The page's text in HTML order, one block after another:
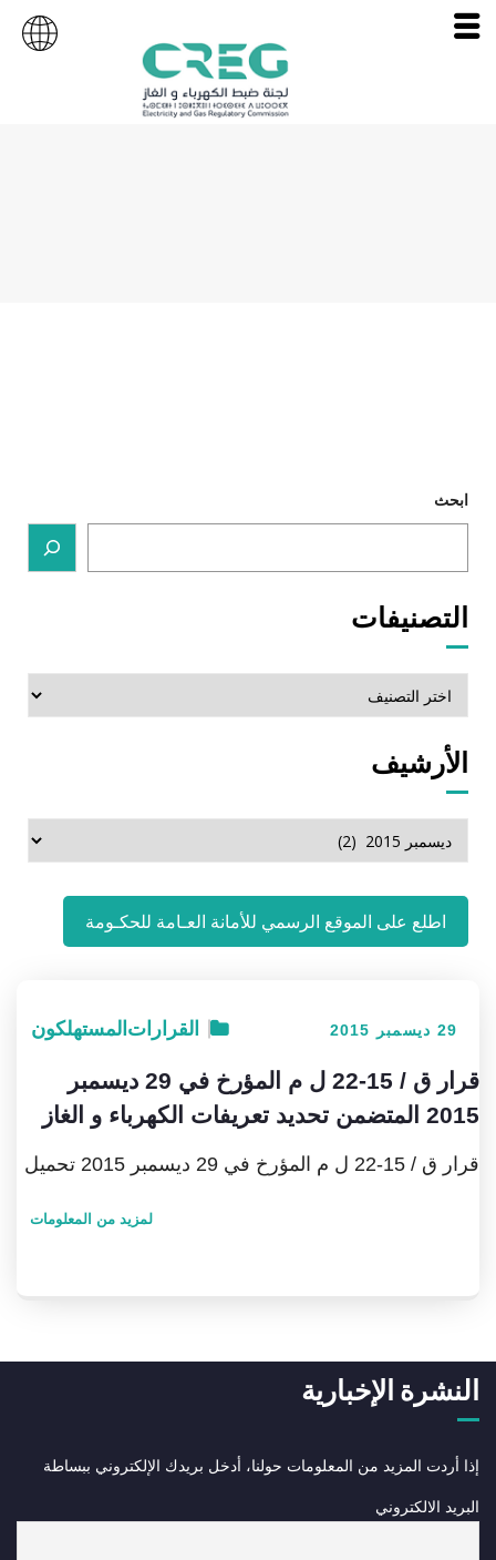
29 ديسمبر 2015 القرارات المستهلكون
قرار ق / 15-22 ل م المؤرخ في 29 ديسمبر
2015 المتضمن تحديد تعريفات الكهرباء و الغاز
قرار ق / 15-22 ل م المؤرخ في 29 ديسمبر 2015 تحميل
لمزيد من المعلومات
ابحث
التصنيفات
التصنيفات
الأرشيف
اطلع على الموقع الرسمي للأمانة العـامة للحكـومة
النشرة الإخبارية
إذا أردت المزيد من المعلومات حولنا، أدخل بريدك الإلكتروني ببساطة
البريد الالكتروني